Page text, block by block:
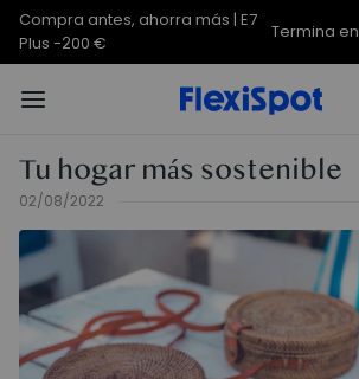
Compra antes, ahorra más | E7
Plus -200 €
Termina en
Tu hogar más sostenible
02/08/2022